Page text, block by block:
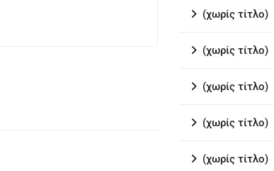
(χωρίς τίτλο)
(χωρίς τίτλο)
(χωρίς τίτλο)
(χωρίς τίτλο)
(χωρίς τίτλο)